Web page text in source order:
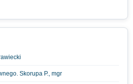
Skorupa P., mgr